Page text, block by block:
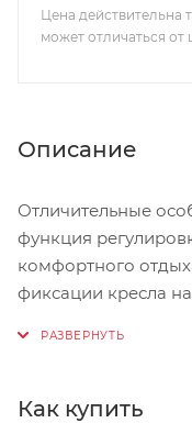
Цена действительна
может отличаться от
Описание
Отличительные
функция
комфортного
фиксации кресла
Регулировка
Как купить